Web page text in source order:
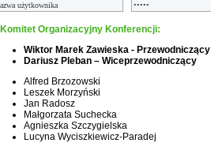
Komitet Organizacyjny Konferencji:
Wiktor Marek Zawieska - Przewodniczący
Dariusz Pleban – Wiceprzewodniczący
Alfred Brzozowski
Leszek Morzyński
Jan Radosz
Małgorzata Suchecka
Agnieszka Szczygielska
Lucyna Wyciszkiewicz-Paradej